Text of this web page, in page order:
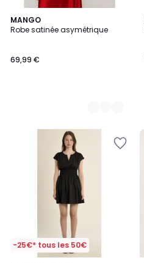
MANGO
Robe satinée asymétrique
69,99 €
3
Couleurs
-25€* tous les 50€